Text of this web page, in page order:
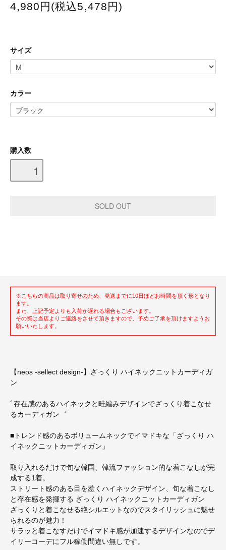
4,980円(税込5,478円)
サイズ
カラー
購入数
※こちらの商品は取り寄せのため、発送までに10日ほどお時間を頂く形となり
ます。
また、上記予定よりも入荷が遅れる場合もございます。
その際は当店よりご連絡をさせて頂きますので、予めご了承を頂けますようお
願いいたします。
【neos -sellect design-】ざっくり ハイネックニットカーディガ
ン
ﾞ存在感のあるハイネックと畦編みデザインでざっくり着こなせ
るカーディガン゛
■トレンド感のあるボリュームネックでイマドキな「ざっくり ハ
イネックニットカーディガン」
取り入れるだけで旬な韓国、韓流ファッション的な着こなしが完
成する1着。
ストリート感のある目を惹くハイネックデザイン、旬な着こなし
と存在感を発揮する ざっくり ハイネックニットカーディガン
ざっくりと着こなせる絶シルエットなのでスタイリッシュに魅せ
られるのが魅力！
サラッと着こなすだけでイマドキ感が加速するデザインなのでデ
イリーコーデにフル稼働間違い無しです。